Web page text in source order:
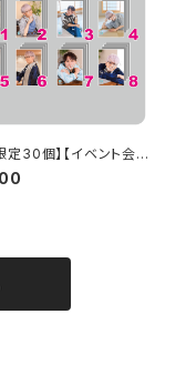
定30個】【イベント会場
】SECOND LINE Pre
んなに会いに行くよ!